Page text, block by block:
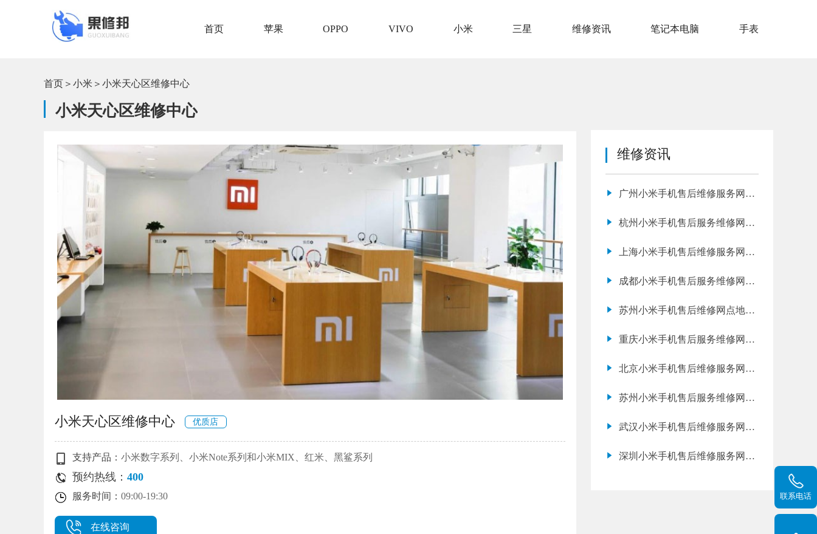
首页 苹果 OPPO VIVO 小米 三星 维修资讯 笔记本电脑 手表
首页 ＞ 小米 ＞ 小米天心区维修中心
小米天心区维修中心
小米天心区维修中心 优质店
支持产品：小米数字系列、小米Note系列和小米MIX、红米、黑鲨系列
预约热线：400
服务时间：09:00-19:30
在线咨询
维修资讯
广州小米手机售后维修服务网点
杭州小米手机售后服务维修网点
上海小米手机售后维修服务网点
成都小米手机售后服务维修网点
苏州小米手机售后维修网点地址
重庆小米手机售后服务维修网点
北京小米手机售后维修服务网点
苏州小米手机售后服务维修网点
武汉小米手机售后维修服务网点
深圳小米手机售后维修服务网点
联系电话